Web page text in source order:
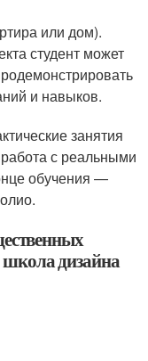
или дом).
студент может
и навыков.
занятия
с реальными
обучения —
дизайна